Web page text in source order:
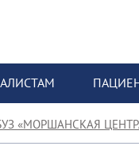
«МОРШАНСКАЯ